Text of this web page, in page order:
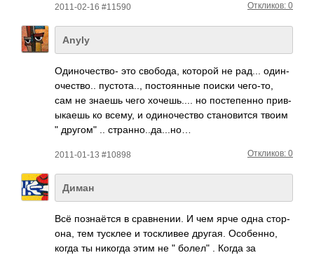
2011-02-16 #11590 Откликов: 0
Anyly
Один­очес­тво- это своб­ода, которой не рад... один­
очес­тво.. пуст­ота.., пост­оянные поиски чего­-то,
сам не знаешь чего хоче­шь.... но пост­епенно прив­
ыкаешь ко всему, и один­очес­тво стан­овится твоим
" другом" .. стра­нно.­.да.­..но…
2011-01-13 #10898 Откликов: 0
Диман
Всё позн­аётся в срав­нении. И чем ярче одна стор­
она, тем тусклее и тоск­ливее другая. Особ­енно,
когда ты никогда этим не " болел" . Когда за